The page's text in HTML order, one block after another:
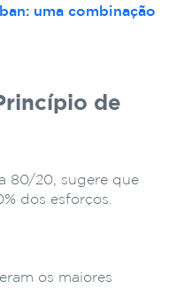
uma combinação
de
80/20, sugere que
dos esforços.
os maiores